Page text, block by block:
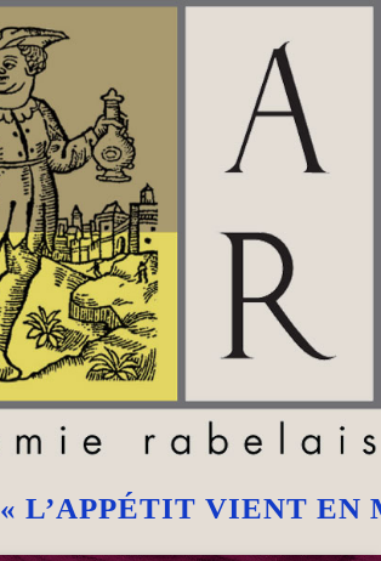
« L’APPÉTIT VIENT EN